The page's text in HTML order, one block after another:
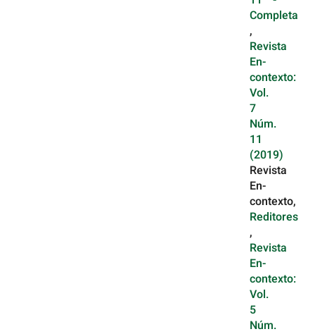
Completa
,
Revista
En-
contexto:
Vol.
7
Núm.
11
(2019)
Revista
En-
contexto,
Reditores
,
Revista
En-
contexto:
Vol.
5
Núm.